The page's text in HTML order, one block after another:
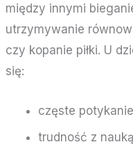
między innymi
utrzymywanie
czy kopanie piłki. U
się:
częste
trudność z